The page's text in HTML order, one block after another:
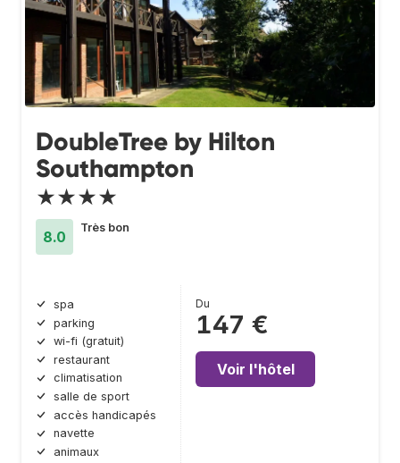
DoubleTree by Hilton
Southampton
★★★★
8.0
Très bon
spa
parking
wi-fi (gratuit)
restaurant
climatisation
salle de sport
accès handicapés
navette
animaux
Du
147 €
Voir l'hôtel